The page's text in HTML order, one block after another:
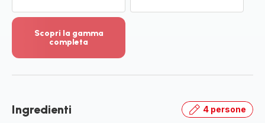
Scopri la gamma
completa
dettagli
la
Ingredienti 4 persone